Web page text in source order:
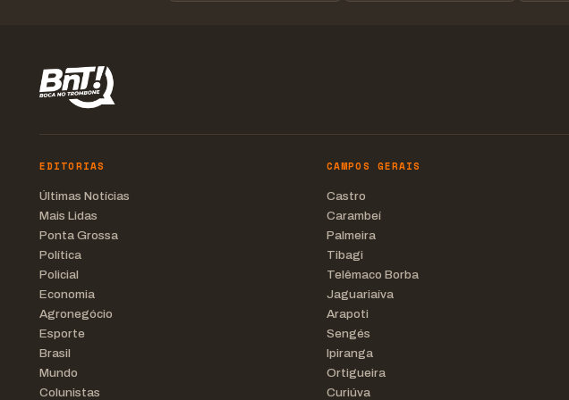
EDITORIAS
Últimas Notícias
Mais Lidas
Ponta Grossa
Política
Policial
Economia
Agronegócio
Esporte
Brasil
Mundo
Colunistas
CAMPOS GERAIS
Castro
Carambeí
Palmeira
Tibagi
Telêmaco Borba
Jaguariaíva
Arapoti
Sengés
Ipiranga
Ortigueira
Curiúva